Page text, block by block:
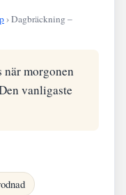
› Dagbräckning –
morgonen
vanligaste